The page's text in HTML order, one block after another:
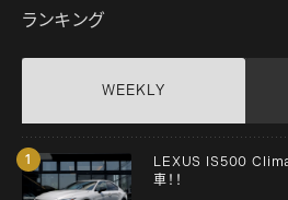
ランキング
WEEKLY
LEXUS IS500
車！！